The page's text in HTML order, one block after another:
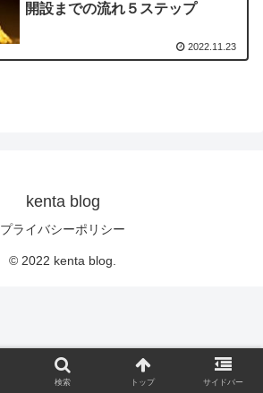
開設までの流れ５ステップ
2022.11.23
kenta blog
プライバシーポリシー
© 2022 kenta blog.
検索 トップ サイドバー